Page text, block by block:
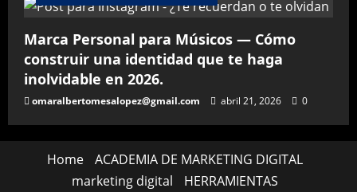
Marca Personal para Músicos — Cómo
construir una identidad que te haga
inolvidable en 2026.
omaralbertomesalopez@gmail.com abril 21, 2026 0
Home
ACADEMIA DE MARKETING DIGITAL
marketing digital
HERRAMIENTAS